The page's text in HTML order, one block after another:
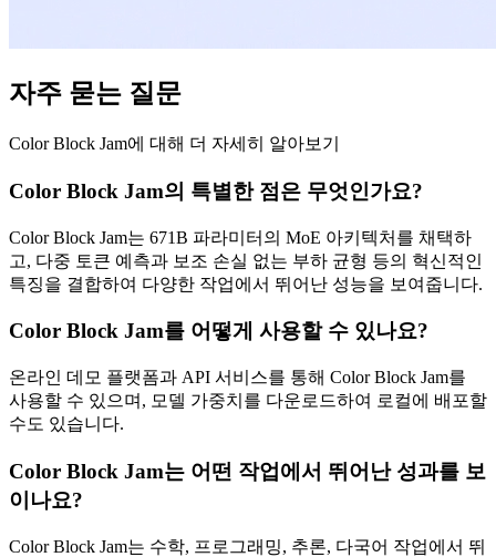
자주 묻는 질문
Color Block Jam에 대해 더 자세히 알아보기
Color Block Jam의 특별한 점은 무엇인가요?
Color Block Jam는 671B 파라미터의 MoE 아키텍처를 채택하
고, 다중 토큰 예측과 보조 손실 없는 부하 균형 등의 혁신적인
특징을 결합하여 다양한 작업에서 뛰어난 성능을 보여줍니다.
Color Block Jam를 어떻게 사용할 수 있나요?
온라인 데모 플랫폼과 API 서비스를 통해 Color Block Jam를
사용할 수 있으며, 모델 가중치를 다운로드하여 로컬에 배포할
수도 있습니다.
Color Block Jam는 어떤 작업에서 뛰어난 성과를 보
이나요?
Color Block Jam는 수학, 프로그래밍, 추론, 다국어 작업에서 뛰